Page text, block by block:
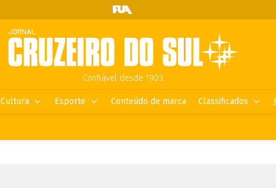
Confiável desde 1903.
Cultura Esporte Conteúdo de marca Classificados